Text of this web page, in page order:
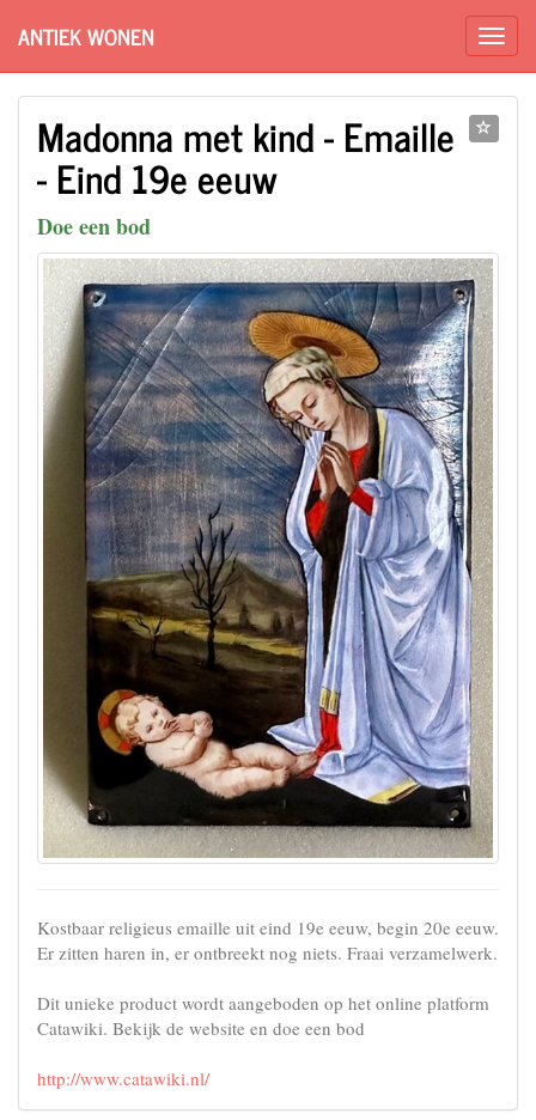
ANTIEK WONEN
Madonna met kind - Emaille
- Eind 19e eeuw
Doe een bod
Kostbaar religieus emaille uit eind 19e eeuw, begin 20e eeuw.
Er zitten haren in, er ontbreekt nog niets. Fraai verzamelwerk.
Dit unieke product wordt aangeboden op het online platform
Catawiki. Bekijk de website en doe een bod
http://www.catawiki.nl/